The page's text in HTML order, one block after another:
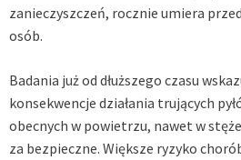
zanieczyszczeń, rocznie umiera
osób.
Badania już od dłuższego czasu
konsekwencje działania trujących
obecnych w powietrzu, nawet w
za bezpieczne. Większe ryzyko